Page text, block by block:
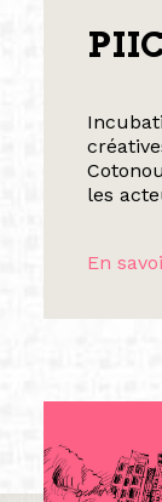
les
En